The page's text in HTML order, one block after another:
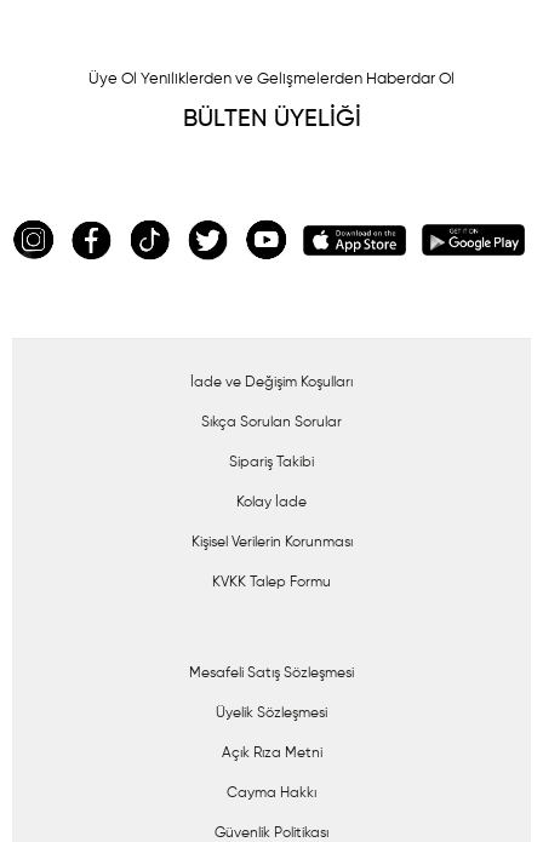
Üye Ol Yeniliklerden ve Gelişmelerden Haberdar Ol
BÜLTEN ÜYELİĞİ
İade ve Değişim Koşulları
Sıkça Sorulan Sorular
Sipariş Takibi
Kolay İade
Kişisel Verilerin Korunması
KVKK Talep Formu
Mesafeli Satış Sözleşmesi
Üyelik Sözleşmesi
Açık Rıza Metni
Cayma Hakkı
Güvenlik Politikası